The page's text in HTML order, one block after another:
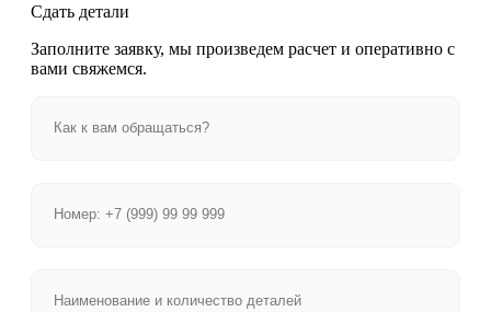
Сдать детали
Заполните заявку, мы произведем расчет и оперативно с
вами свяжемся.